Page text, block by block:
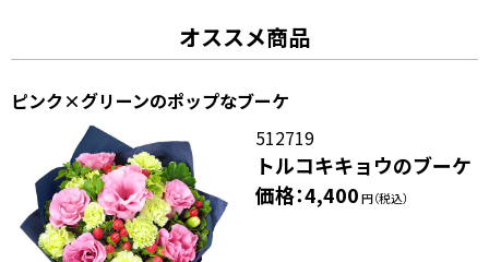
オススメ商品
ピンク×グリーンのポップなブーケ
512719
トルコキキョウのブーケ
価格：4,400円（税込）